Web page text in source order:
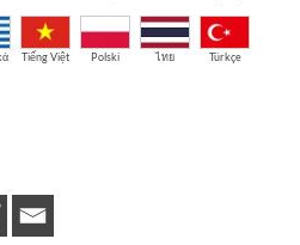
Tiếng Việt Polski ไทย Türkçe